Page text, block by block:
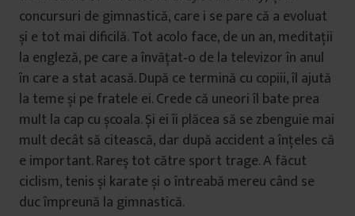
concursuri de gimnastică, care i se pare că a evoluat
și e tot mai dificilă. Tot acolo face, de un an, meditaţii
la engleză, pe care a învăţat‑o de la televizor în anul
în care a stat acasă. După ce termină cu copiii, îl ajută
la teme și pe fratele ei. Crede că uneori îl bate prea
mult la cap cu școala. Și ei îi plăcea să se zbenguie mai
mult decât să citească, dar după accident a înţeles că
e important. Rareș tot către sport trage. A făcut
ciclism, tenis și karate și o întreabă mereu când se
duc împreună la gimnastică.